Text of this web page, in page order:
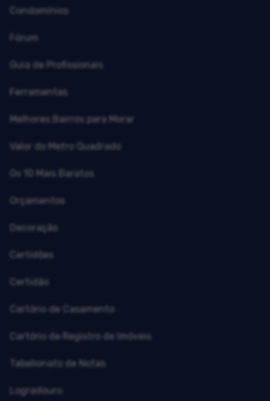
Condomínios
Fórum
Guia de Profissionais
Ferramentas
Melhores Bairros para Morar
Valor do Metro Quadrado
Os 10 Mais Baratos
Orçamentos
Decoração
Certidões
Certidão
Cartório de Casamento
Cartório de Registro de Imóveis
Tabelionato de Notas
Logradouro